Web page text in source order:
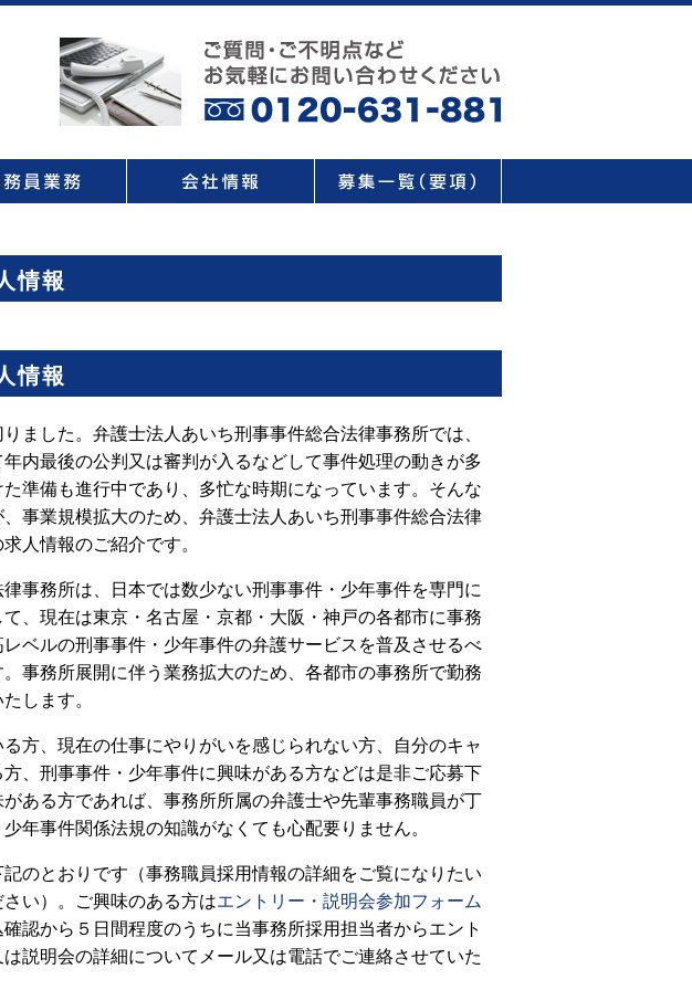
情報
情報
ました。弁護士法人あいち刑事事件総合法律事務所では、
内最後の公判又は審判が入るなどして事件処理の動きが多
準備も進行中であり、多忙な時期になっています。そんな
事業規模拡大のため、弁護士法人あいち刑事事件総合法律
人情報のご紹介です。
事務所は、日本では数少ない刑事事件・少年事件を専門に
、現在は東京・名古屋・京都・大阪・神戸の各都市に事務
ベルの刑事事件・少年事件の弁護サービスを普及させるべ
事務所展開に伴う業務拡大のため、各都市の事務所で勤務
します。
方、現在の仕事にやりがいを感じられない方、自分のキャ
、刑事事件・少年事件に興味がある方などは是非ご応募下
ある方であれば、事務所所属の弁護士や先輩事務職員が丁
年事件関係法規の知識がなくても心配要りません。
のとおりです（事務職員採用情報の詳細をご覧になりたい
い）。ご興味のある方はエントリー・説明会参加フォーム
認から５日間程度のうちに当事務所採用担当者からエント
説明会の詳細についてメール又は電話でご連絡させていた